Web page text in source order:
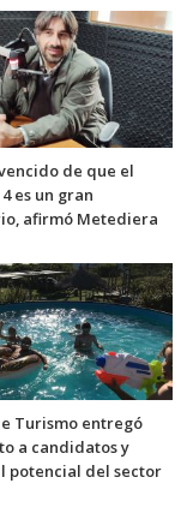
de que el
es un gran
afirmó Metediera
Turismo entregó
a candidatos y
potencial del sector